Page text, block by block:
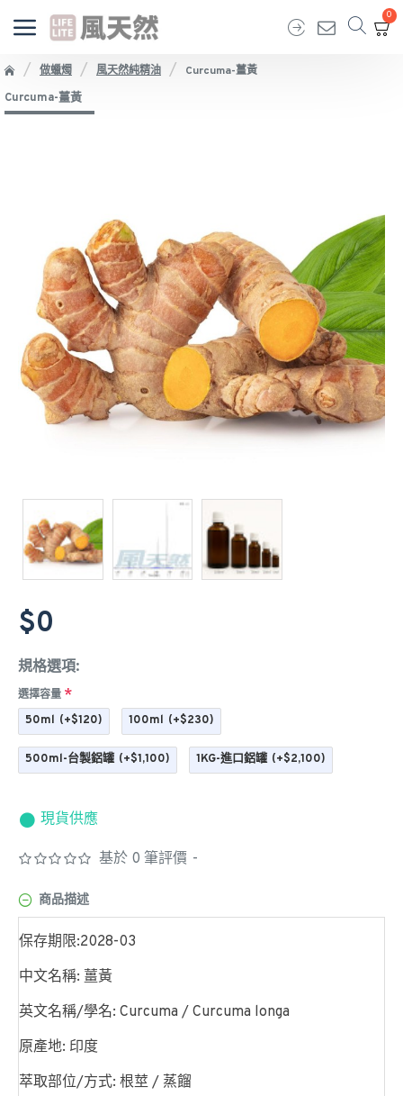
0
做蠟燭 風天然純精油
Curcuma-薑黃
Curcuma-薑黃
現貨供應
基於 0 筆評價 -
$0
規格選項:
選擇容量
50ml (+$120) 100ml (+$230)
500ml-台製鋁罐 (+$1,100) 1KG-進口鋁罐 (+$2,100)
商品描述
保存期限:2028-03
中文名稱: 薑黃
英文名稱/學名: Curcuma / Curcuma longa
原產地: 印度
萃取部位/方式: 根莖 / 蒸餾